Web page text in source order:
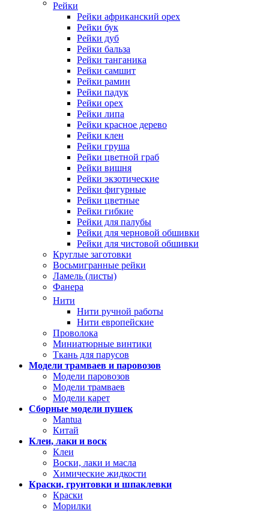
Рейки
Рейки африканский орех
Рейки бук
Рейки дуб
Рейки бальза
Рейки танганика
Рейки самшит
Рейки рамин
Рейки падук
Рейки орех
Рейки липа
Рейки красное дерево
Рейки клен
Рейки груша
Рейки цветной граб
Рейки вишня
Рейки экзотические
Рейки фигурные
Рейки цветные
Рейки гибкие
Рейки для палубы
Рейки для черновой обшивки
Рейки для чистовой обшивки
Круглые заготовки
Восьмигранные рейки
Ламель (листы)
Фанера
Нити
Нити ручной работы
Нити европейские
Проволока
Миниатюрные винтики
Ткань для парусов
Модели трамваев и паровозов
Модели паровозов
Модели трамваев
Модели карет
Сборные модели пушек
Mantua
Китай
Клеи, лаки и воск
Клеи
Воски, лаки и масла
Химические жидкости
Краски, грунтовки и шпаклевки
Краски
Морилки